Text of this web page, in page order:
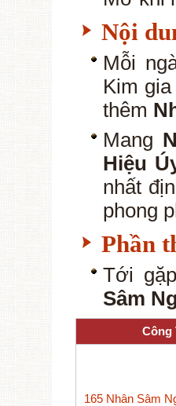
Nội
Mỗi
Kim
thêm
Mang
Hiệu
nhất
phong
Phần
Tới
Sâm
Công
165 Nhân Sâm